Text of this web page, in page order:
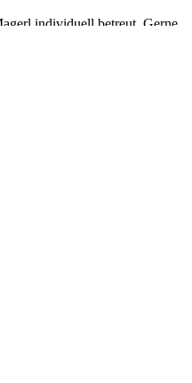
individuell betreut. Gerne